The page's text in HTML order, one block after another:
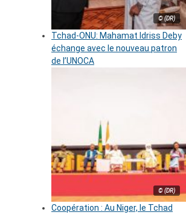
© (DR)
Tchad-ONU: Mahamat Idriss Deby
échange avec le nouveau patron
de l’UNOCA
© (DR)
Coopération : Au Niger, le Tchad